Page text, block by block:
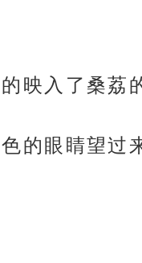
映入了桑荔
的眼睛望过